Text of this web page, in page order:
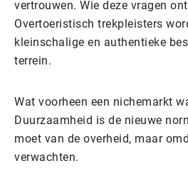
vertrouwen. Wie deze vragen
Overtoeristisch trekpleisters
kleinschalige en authentieke
terrein.
Wat voorheen een nichemarkt
Duurzaamheid is de nieuwe
moet van de overheid, maar
verwachten.